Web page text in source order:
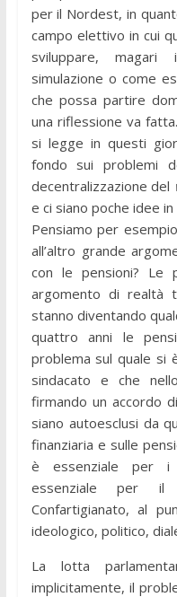
per il Nordest, in
campo elettivo in cui
sviluppare,
simulazione o come
che possa partire
una riflessione va
si legge in questi
fondo sui problemi
decentralizzazione del
e ci siano poche idee
Pensiamo per
all’altro grande
con le pensioni? Le
argomento di realtà
stanno diventando
quattro anni le
problema sul quale si
sindacato e che
firmando un accordo
siano autoesclusi da
finanziaria e sulle
è essenziale per i
essenziale per
Confartigianato, al
ideologico, politico,
La lotta
implicitamente, il